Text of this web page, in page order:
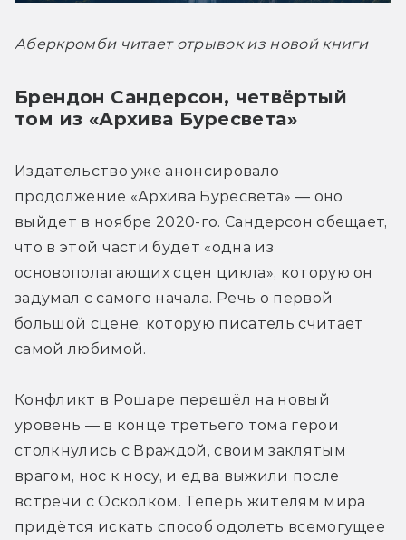
Аберкромби читает отрывок из новой книги
Брендон Сандерсон, четвёртый
том из «Архива Буресвета»
Издательство уже анонсировало
продолжение «Архива Буресвета» — оно
выйдет в ноябре 2020-го. Сандерсон обещает,
что в этой части будет «одна из
основополагающих сцен цикла», которую он
задумал с самого начала. Речь о первой
большой сцене, которую писатель считает
самой любимой.
Конфликт в Рошаре перешёл на новый
уровень — в конце третьего тома герои
столкнулись с Враждой, своим заклятым
врагом, нос к носу, и едва выжили после
встречи с Осколком. Теперь жителям мира
придётся искать способ одолеть всемогущее